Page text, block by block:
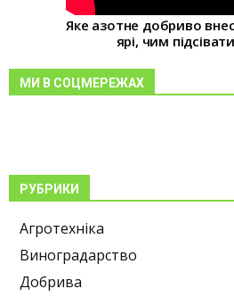
Яке азотне добриво
ярі, чим
МИ В СОЦМЕРЕЖАХ
РУБРИКИ
Агротехніка
Виноградарство
Добрива